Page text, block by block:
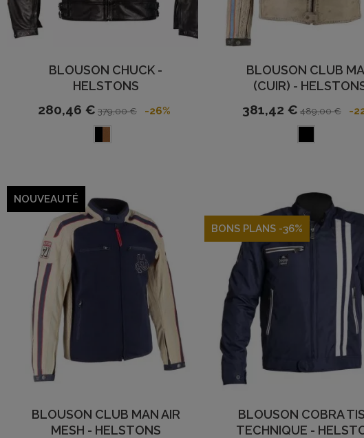
BLOUSON CHUCK -
HELSTONS
280,46 € 379,00 € -26%
BLOUSON CLUB
(CUIR) -
381,42 € 489,00 € -
NOUVEAUTÉ
BLOUSON CLUB MAN AIR
MESH - HELSTONS
BONS PLANS -36%
BLOUSON COBRA
TECHNIQUE -